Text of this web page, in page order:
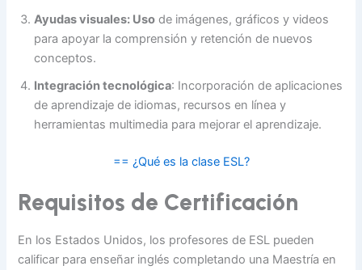
Ayudas visuales: Uso de imágenes, gráficos y videos
para apoyar la comprensión y retención de nuevos
conceptos.
Integración tecnológica: Incorporación de aplicaciones
de aprendizaje de idiomas, recursos en línea y
herramientas multimedia para mejorar el aprendizaje.
== ¿Qué es la clase ESL?
Requisitos de Certificación
En los Estados Unidos, los profesores de ESL pueden
calificar para enseñar inglés completando una Maestría en